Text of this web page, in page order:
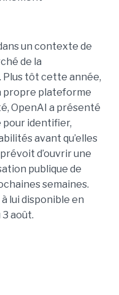
un contexte de
de la
Plus tôt cette année,
propre plateforme
OpenAI a présenté
pour identifier,
avant qu’elles
d’ouvrir une
publique de
semaines.
lui disponible en
août.